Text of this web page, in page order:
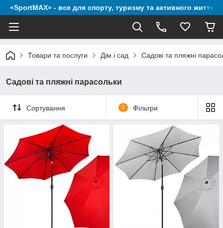
«SportMAX» - все для спорту, туризму та активного життя
Товари та послуги Дім і сад Садові та пляжні
Садові та пляжні парасольки
Сортування 0 Фільтри